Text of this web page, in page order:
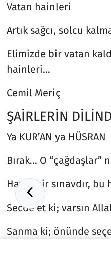
Vatan hainleri
Artık sağcı, solcu
Elimizde bir vatan
hainleri…
Cemil Meriç
ŞAİRLERİN
Ya KUR’AN ya HÜSRAN
Bırak… O “çağdaşlar”
Hayat bir sınavdır, bu
Secde et ki; varsın
Sanma ki; önünde